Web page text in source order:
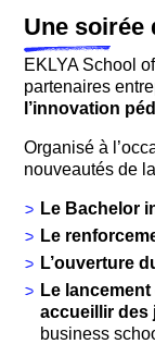
Une soirée
EKLYA School
partenaires
l’innovation
Organisé à
nouveautés de
Le Bachelor
Le
L’ouverture
Le
accueillir des
business